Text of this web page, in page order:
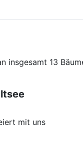
insgesamt 13
mit uns